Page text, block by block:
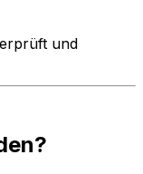
und